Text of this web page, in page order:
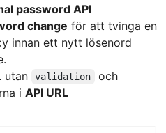
password API
change för att tvinga en
innan ett nytt lösenord
utan
validation och
i API URL